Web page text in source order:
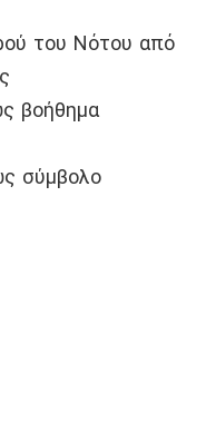
του Νότου από
βοήθημα
σύμβολο